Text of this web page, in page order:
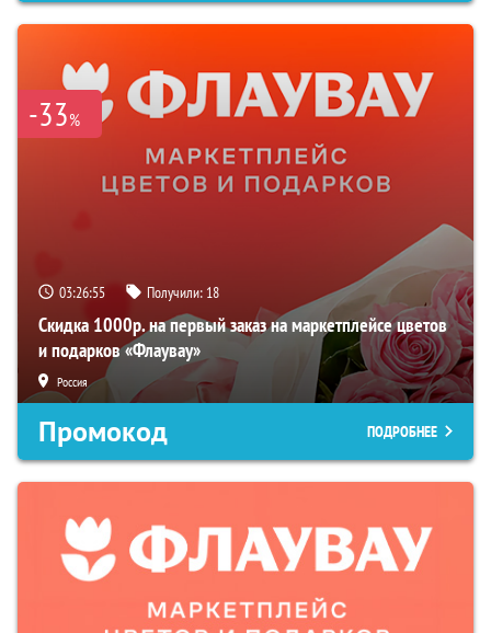
-33%
03:26:54 Получили: 18
Скидка 1000р. на первый заказ на маркетплейсе цветов
и подарков «Флаувау»
Россия
Промокод ПОДРОБНЕЕ